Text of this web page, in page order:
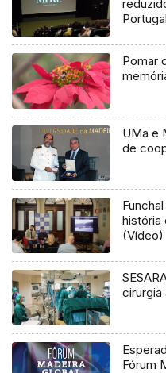
Portugal
Pomar
UMa e
de
história
(Vídeo)
cirurgia
Fórum